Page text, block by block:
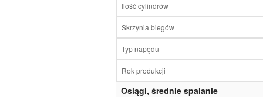
Ilość cylindrów
Skrzynia biegów
Typ napędu
Rok produkcji
Osiągi, średnie spalanie